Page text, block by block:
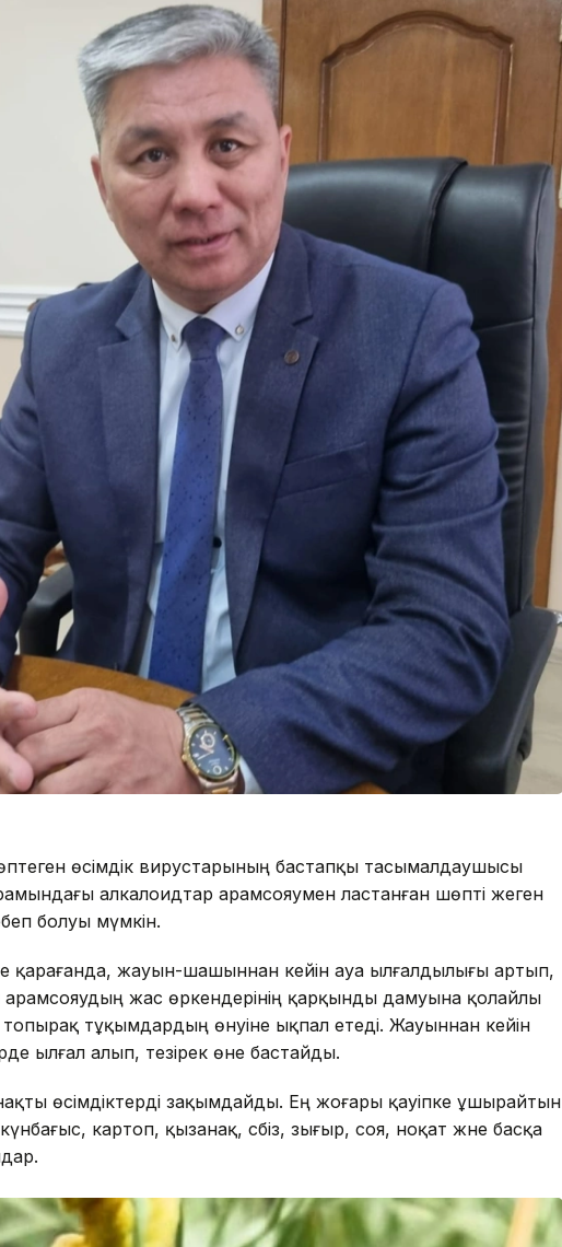
өсімдік вирустарының бастапқы тасымалдаушысы
алкалоидтар арамсояумен ластанған шөпті жеген
болуы мүмкін.
қарағанда, жауын-шашыннан кейін ауа ылғалдылығы артып,
жас өркендерінің қарқынды дамуына қолайлы
тұқымдардың өнуіне ықпал етеді. Жауыннан кейін
ылғал алып, тезірек өне бастайды.
өсімдіктерді зақымдайды. Ең жоғары қауіпке ұшырайтын
картоп, қызанақ, сәбіз, зығыр, соя, ноқат және басқа